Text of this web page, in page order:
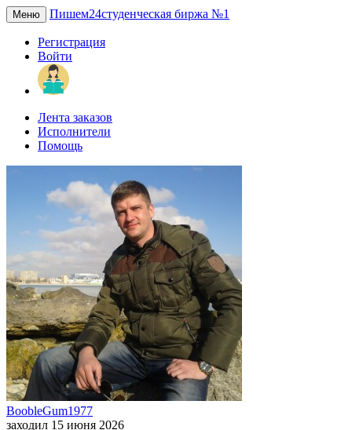
Меню Пишем24студенческая биржа №1
Регистрация
Войти
Лента заказов
Исполнители
Помощь
BoobleGum1977
заходил 15 июня 2026